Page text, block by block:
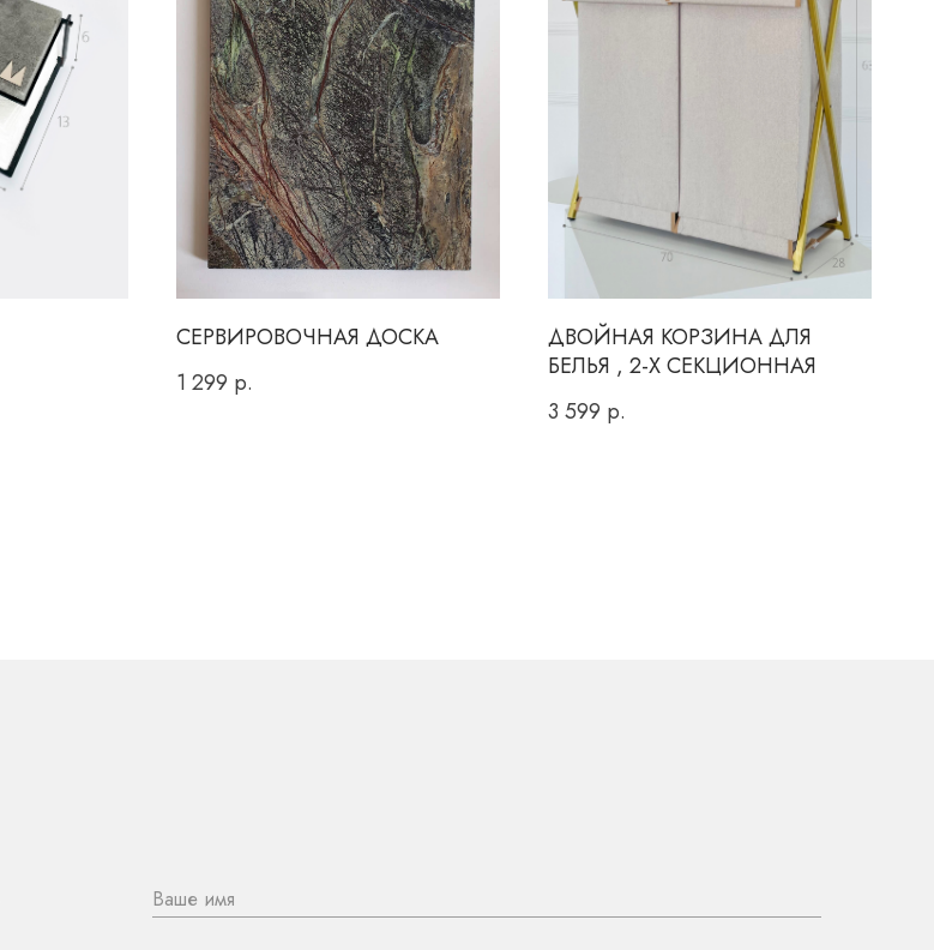
СЕРВИРОВОЧНАЯ ДОСКА
1 299 р.
ДВОЙНАЯ КОРЗИНА ДЛЯ
БЕЛЬЯ , 2-Х СЕКЦИОННАЯ
3 599 р.